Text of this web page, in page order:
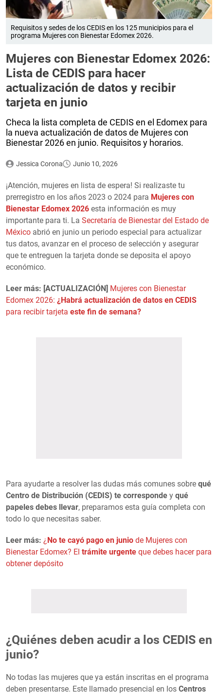
Requisitos y sedes de los CEDIS en los 125 municipios para el
programa Mujeres con Bienestar Edomex 2026.
Mujeres con Bienestar Edomex 2026:
Lista de CEDIS para hacer
actualización de datos y recibir
tarjeta en junio
Checa la lista completa de CEDIS en el Edomex para
la nueva actualización de datos de Mujeres con
Bienestar 2026 en junio. Requisitos y horarios.
Jessica Corona Junio 10, 2026
¡Atención, mujeres en lista de espera! Si realizaste tu
prerregistro en los años 2023 o 2024 para Mujeres con
Bienestar Edomex 2026 esta información es muy
importante para ti. La Secretaría de Bienestar del Estado de
México abrió en junio un periodo especial para actualizar
tus datos, avanzar en el proceso de selección y asegurar
que te entreguen la tarjeta donde se deposita el apoyo
económico.
Leer más: [ACTUALIZACIÓN] Mujeres con Bienestar
Edomex 2026: ¿Habrá actualización de datos en CEDIS
para recibir tarjeta este fin de semana?
Para ayudarte a resolver las dudas más comunes sobre qué
Centro de Distribución (CEDIS) te corresponde y qué
papeles debes llevar, preparamos esta guía completa con
todo lo que necesitas saber.
Leer más: ¿ No te cayó pago en junio de Mujeres con
Bienestar Edomex? El trámite urgente que debes hacer para
obtener depósito
¿Quiénes deben acudir a los CEDIS en
junio?
No todas las mujeres que ya están inscritas en el programa
deben presentarse. Este llamado presencial en los Centros